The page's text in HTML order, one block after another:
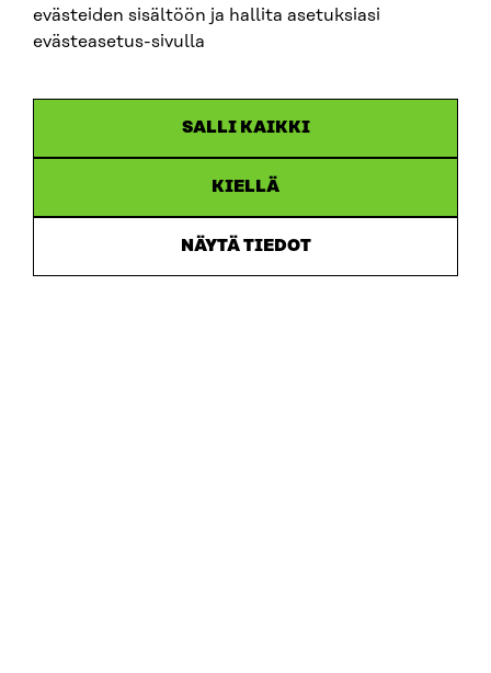
evästeiden sisältöön ja hallita asetuksiasi
evästeasetus-sivulla
SALLI KAIKKI
KIELLÄ
NÄYTÄ TIEDOT
China shock 2.0 – Eurooppa havahtuu liian hitaasti
Kiinan järjestelmävaltaan